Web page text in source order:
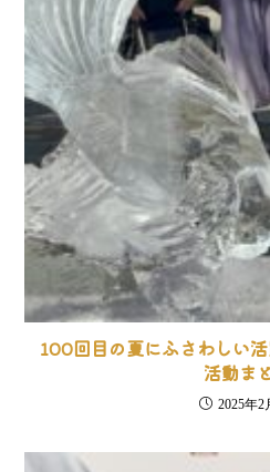
100回目の夏にふさわしい
活動ま
2025年2